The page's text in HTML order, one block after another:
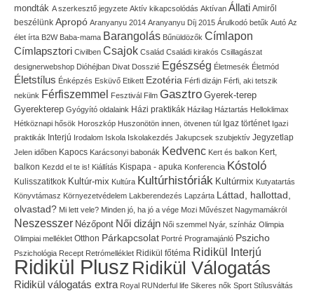
mondták A szerkesztő jegyzete Aktív kikapcsolódás Aktívan Állati Amiről
beszélünk Apropó Aranyanyu 2014 Aranyanyu Díj 2015 Árulkodó betűk Autó Az
élet írta B2W Baba-mama Barangolás Bűnüldözők Címlapon
Címlapsztori Civilben Csajok Család Családi kirakós Csillagászat
designerwebshop Dióhéjban Divat Dosszié Egészség Életmesék Életmód
Életstílus Énképzés Esküvő Etikett Ezotéria Férfi dizájn Férfi, aki tetszik
nekünk Férfiszemmel Fesztivál Film Gasztro Gyerek-terep
Gyerekterep Gyógyító oldalaink Házi praktikák Házilag Háztartás Helloklimax
Hétköznapi hősök Horoszkóp Huszonötön innen, ötvenen túl Igaz történet Igazi
praktikák Interjú Irodalom Iskola Iskolakezdés Jakupcsek szubjektív Jegyzetlap
Jelen időben Kapocs Karácsonyi babonák Kedvenc Kert és balkon Kert,
balkon Kezdd el te is! Kiállítás Kispapa - apuka Konferencia Kóstoló
Kulisszatitkok Kultúr-mix Kultúra Kultúrhistóriák Kultúrmix Kutyatartás
Könyvtámasz Környezetvédelem Lakberendezés Lapzárta Láttad, hallottad,
olvastad? Mi lett vele? Minden jó, ha jó a vége Mozi Művészet Nagymamákról
Neszesszer Nézőpont Női dizájn Női szemmel Nyár, színház Olimpia
Olimpiai melléklet Otthon Párkapcsolat Portré Programajánló Pszicho
Pszichológia Recept Retrómelléklet Ridikül főtéma Ridikül Interjú
Ridikül Plusz Ridikül Válogatás
Ridikül válogatás extra Royal RUNderful life Sikeres nők Sport Stílusváltás